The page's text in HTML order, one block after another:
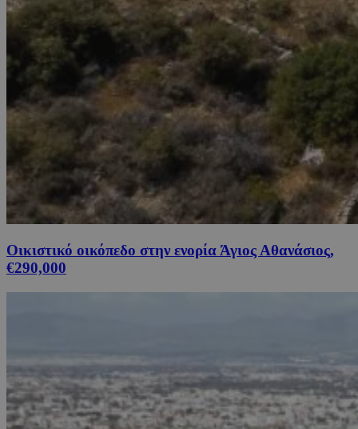
Οικιστικό οικόπεδο στην ενορία Άγιος Αθανάσιος,
€290,000